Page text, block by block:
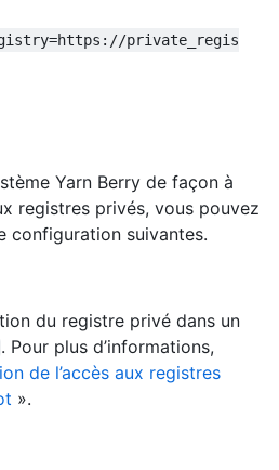
private_regis
Yarn Berry de façon à
registres privés, vous pouvez
configuration suivantes.
du registre privé dans un
. Pour plus d’informations,
de l’accès aux registres
».